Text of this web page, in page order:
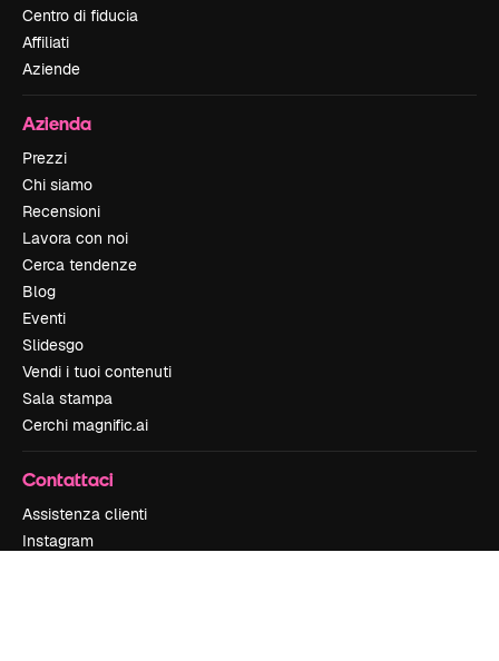
Centro di fiducia
Affiliati
Aziende
Azienda
Prezzi
Chi siamo
Recensioni
Lavora con noi
Cerca tendenze
Blog
Eventi
Slidesgo
Vendi i tuoi contenuti
Sala stampa
Cerchi magnific.ai
Contattaci
Assistenza clienti
Instagram